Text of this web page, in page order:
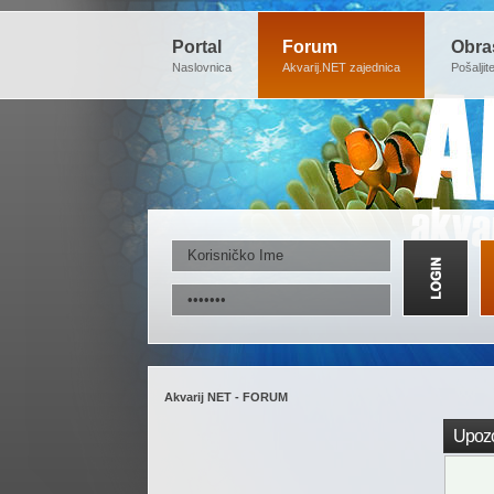
Portal
Naslovnica
Forum
Akvarij.NET zajednica
Akvarij NET - FORUM